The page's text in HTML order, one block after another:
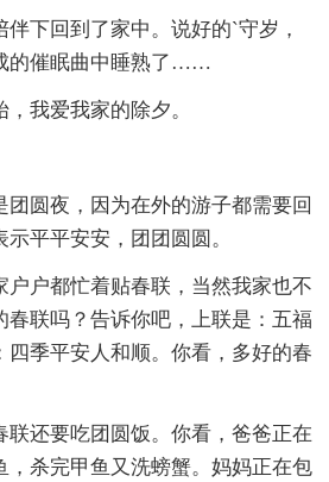
下回到了家中。说好的`守岁，
的催眠曲中睡熟了……
我爱我家的除夕。
圆夜，因为在外的游子都需要回
平平安安，团团圆圆。
户都忙着贴春联，当然我家也不
春联吗？告诉你吧，上联是：五福
四季平安人和顺。你看，多好的春
还要吃团圆饭。你看，爸爸正在
，杀完甲鱼又洗螃蟹。妈妈正在包